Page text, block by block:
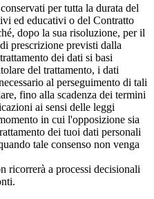
per tutta la durata del
ed educativi o del Contratto
dopo la sua risoluzione, per il
prescrizione previsti dalla
dei dati si basi
del trattamento, i dati
al perseguimento di tali
fino alla scadenza dei termini
ai sensi delle leggi
in cui l'opposizione sia
dei tuoi dati personali
tale consenso non venga
ricorrerà a processi decisionali